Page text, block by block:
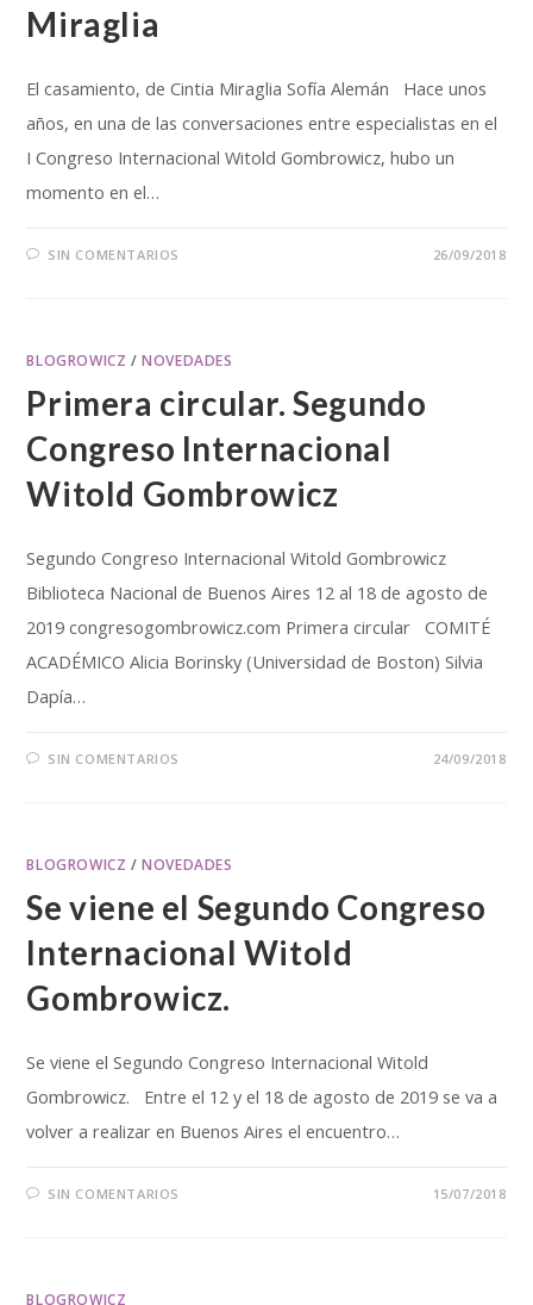
Miraglia
El casamiento, de Cintia Miraglia Sofía Alemán Hace unos
años, en una de las conversaciones entre especialistas en el
I Congreso Internacional Witold Gombrowicz, hubo un
momento en el…
SIN COMENTARIOS 26/09/2018
BLOGROWICZ /NOVEDADES
Primera circular. Segundo
Congreso Internacional
Witold Gombrowicz
Segundo Congreso Internacional Witold Gombrowicz
Biblioteca Nacional de Buenos Aires 12 al 18 de agosto de
2019 congresogombrowicz.com Primera circular COMITÉ
ACADÉMICO Alicia Borinsky (Universidad de Boston) Silvia
Dapía…
SIN COMENTARIOS 24/09/2018
BLOGROWICZ /NOVEDADES
Se viene el Segundo Congreso
Internacional Witold
Gombrowicz.
Se viene el Segundo Congreso Internacional Witold
Gombrowicz. Entre el 12 y el 18 de agosto de 2019 se va a
volver a realizar en Buenos Aires el encuentro…
SIN COMENTARIOS 15/07/2018
BLOGROWICZ